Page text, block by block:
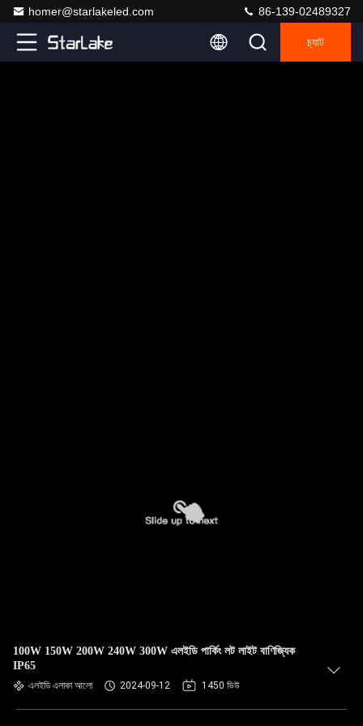
homer@starlakeled.com 86-139-02489327
চ্যাট
100W 150W 200W 240W 300W এলইডি পার্কিং লট লাইট বাণিজ্যিক
IP65
এলইডি এলাকা আলো 2024-09-12 1450 ভিউ